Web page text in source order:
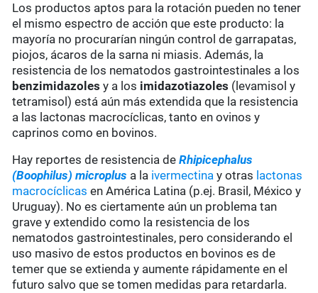
Los productos aptos para la rotación pueden no tener
el mismo espectro de acción que este producto: la
mayoría no procurarían ningún control de garrapatas,
piojos, ácaros de la sarna ni miasis. Además, la
resistencia de los nematodos gastrointestinales a los
benzimidazoles y a los imidazotiazoles (levamisol y
tetramisol) está aún más extendida que la resistencia
a las lactonas macrocíclicas, tanto en ovinos y
caprinos como en bovinos.
Hay reportes de resistencia deRhipicephalus
(Boophilus) microplus a la ivermectina y otras lactonas
macrocíclicas en América Latina (p.ej. Brasil, México y
Uruguay). No es ciertamente aún un problema tan
grave y extendido como la resistencia de los
nematodos gastrointestinales, pero considerando el
uso masivo de estos productos en bovinos es de
temer que se extienda y aumente rápidamente en el
futuro salvo que se tomen medidas para retardarla.